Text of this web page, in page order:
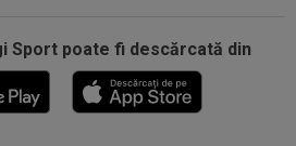
Sport poate fi descărcată din